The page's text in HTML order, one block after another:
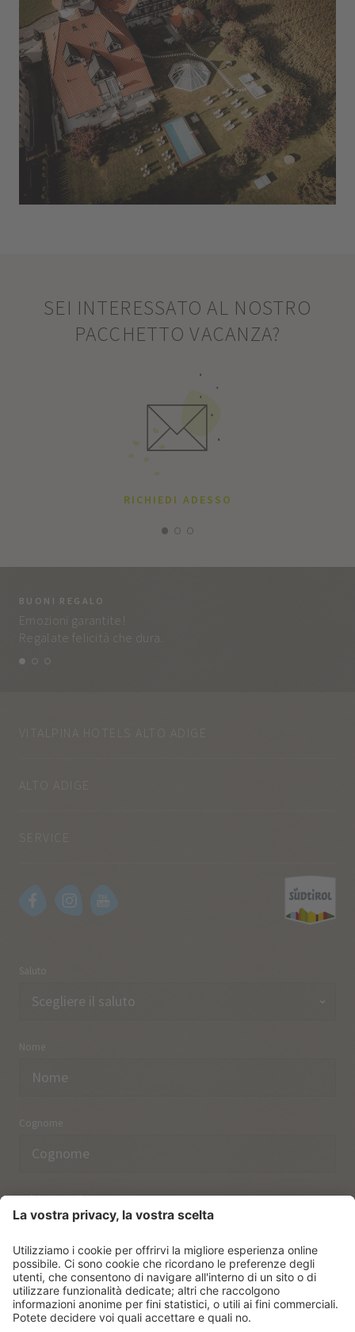
SEI INTERESSATO AL NOSTRO
PACCHETTO VACANZA?
RICHIEDI ADESSO
BUONI REGALO
Emozioni garantite!
Regalate felicità che dura.
VITALPINA HOTELS ALTO ADIGE
ALTO ADIGE
Saluto
Nome
Cognome
Indirizzo email
Ho preso nota delle norme sulla protezione dei dati.